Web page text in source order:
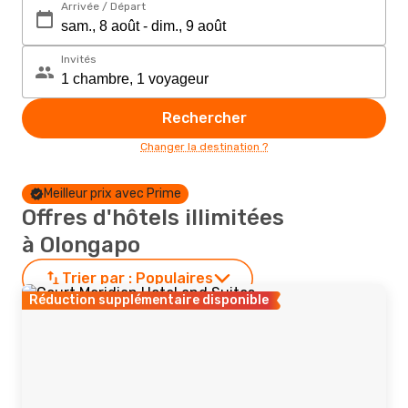
Arrivée / Départ
Invités
Rechercher
Changer la destination ?
Meilleur prix avec Prime
Offres d'hôtels illimitées
à Olongapo
Trier par : Populaires
Réduction supplémentaire disponible